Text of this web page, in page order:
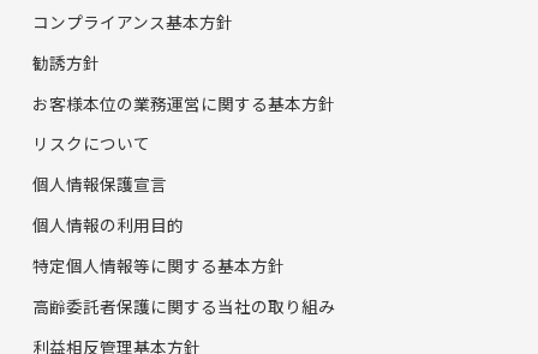
コンプライアンス基本方針
勧誘方針
お客様本位の業務運営に関する基本方針
リスクについて
個人情報保護宣言
個人情報の利用目的
特定個人情報等に関する基本方針
高齢委託者保護に関する当社の取り組み
利益相反管理基本方針